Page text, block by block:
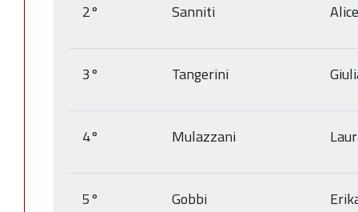
2° Sanniti Alice
3° Tangerini
4° Mulazzani
5° Gobbi